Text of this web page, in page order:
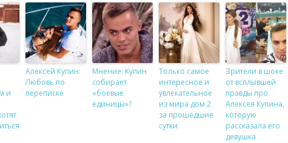
и
Алексей Купин:
Любовь по
переписке
Мнение: Купин
собирает
«боевые
единицы»?
Только самое
интересное и
увлекательное
из мира дом 2
за прошедшие
сутки
Зрители в шоке
от всплывшей
правды про
Алексея Купина,
которую
рассказала его
девушка